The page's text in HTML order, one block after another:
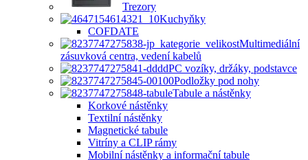
Trezory
Kuchyňky
COFDATE
Multimediální
zásuvková centra, vedení kabelů
PC vozíky, držáky, podstavce
Podložky pod nohy
Tabule a nástěnky
Korkové nástěnky
Textilní nástěnky
Magnetické tabule
Vitríny a CLIP rámy
Mobilní nástěnky a informační tabule